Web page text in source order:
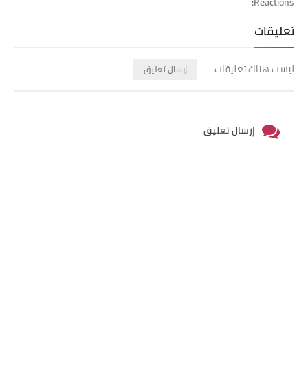
تعليقات
ليست هناك تعليقات إرسال تعليق
إرسال تعليق